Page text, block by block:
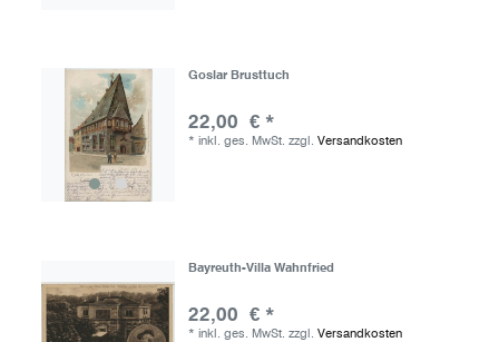
Goslar Brusttuch
22,00 € *
* inkl. ges. MwSt. zzgl. Versandkosten
Bayreuth-Villa Wahnfried
22,00 € *
* inkl. ges. MwSt. zzgl. Versandkosten